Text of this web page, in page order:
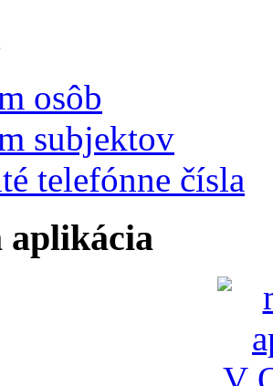
osôb
subjektov
telefónne čísla